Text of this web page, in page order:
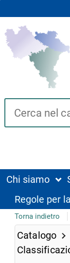
Cerca su
Chi siamo
Regole per
Torna indietro
Catalogo